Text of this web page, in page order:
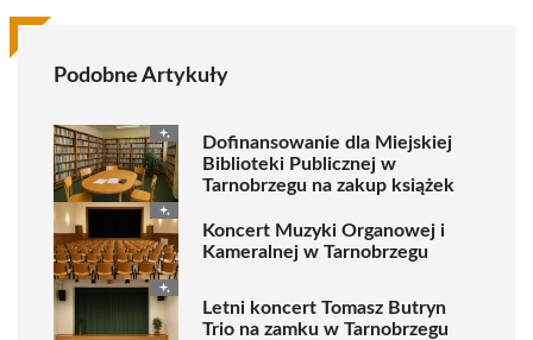
Podobne Artykuły
Dofinansowanie dla Miejskiej
Biblioteki Publicznej w
Tarnobrzegu na zakup książek
Koncert Muzyki Organowej i
Kameralnej w Tarnobrzegu
Letni koncert Tomasz Butryn
Trio na zamku w Tarnobrzegu